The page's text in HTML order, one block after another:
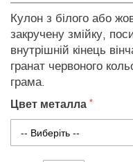
Кулон з білого або
закручену змійку,
внутрішній кінець
гранат червоного
грама.
Цвет металла